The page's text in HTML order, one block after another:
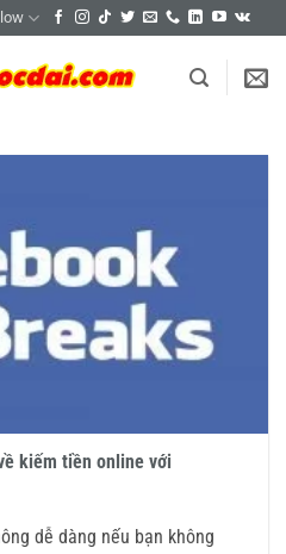
kiếm tiền online với
dễ dàng nếu bạn không